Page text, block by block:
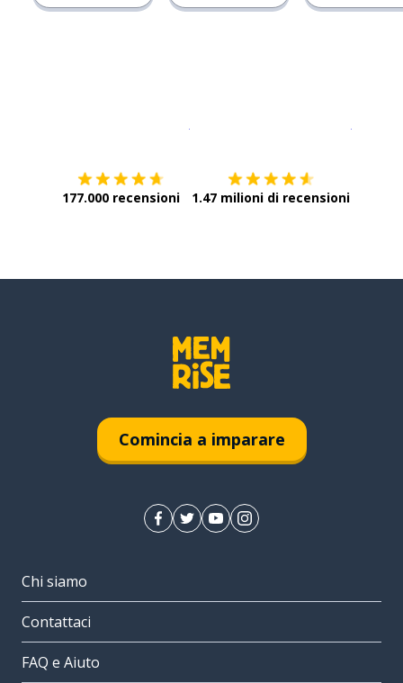
177.000 recensioni 1.47 milioni di recensioni
Comincia a imparare
Chi siamo
Contattaci
FAQ e Aiuto